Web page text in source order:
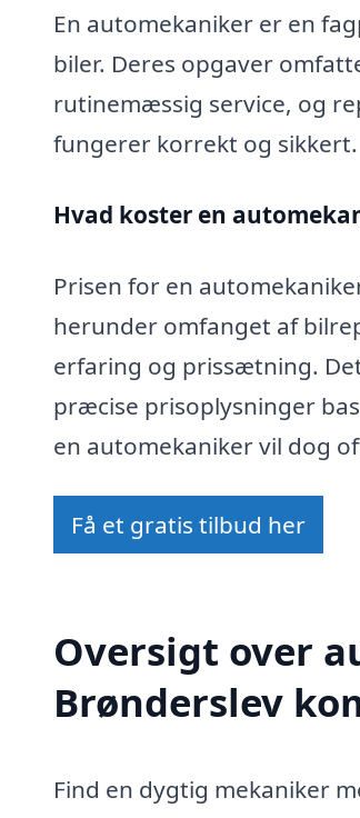
En automekaniker er en
biler. Deres opgaver
rutinemæssig service, og
fungerer korrekt og sikkert.
Hvad koster en
Prisen for en
herunder omfanget af
erfaring og prissætning.
præcise prisoplysninger
en automekaniker vil dog
Få et gratis tilbud her
Oversigt over
Brønderslev
Find en dygtig mekaniker